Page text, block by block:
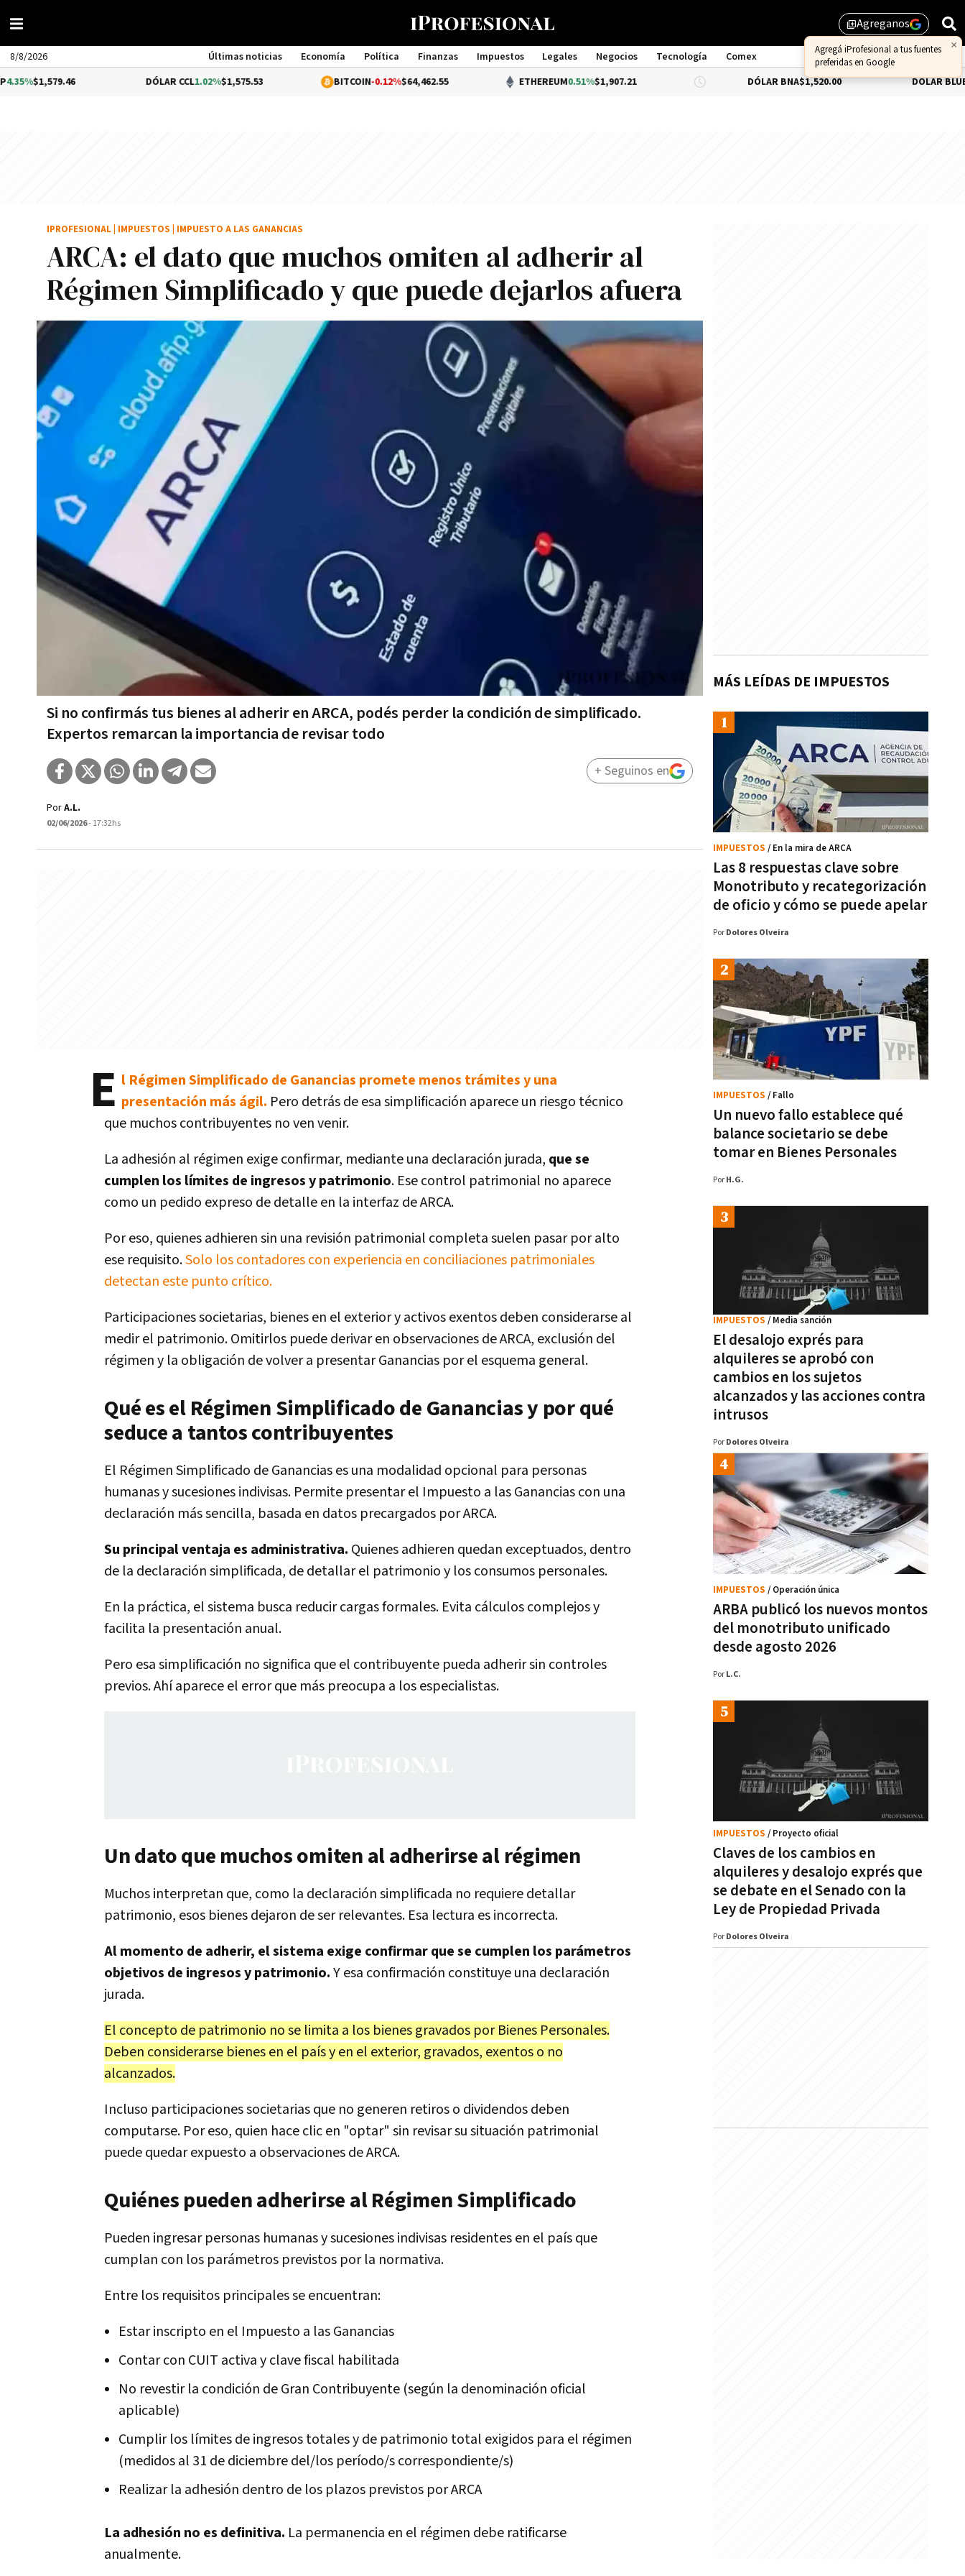
library_addAgreganos
8/8/2026 Últimas noticias Economía Política Finanzas Impuestos Legales Negocios Tecnología
Comex
Management
DÓLAR CCL1.02%$1,575.53 BITCOIN-0.12%$64,462.55 ETHEREUM0.51%$1,907.21 DÓLAR BNA$1,520.00 DÓLAR BLUE-0.66%
ARCA: el dato que muchos omiten al adherir al
Régimen Simplificado y que puede dejarlos afuera
Si no confirmás tus bienes al adherir en ARCA, podés perder la condición de simplificado.
Expertos remarcan la importancia de revisar todo
IPROFESIONAL IMPUESTOS IMPUESTO A LAS GANANCIAS
PorA.L.
02/06/2026- 17:32hs
+ Seguinos en
E l Régimen Simplificado de Ganancias promete menos trámites y una
presentación más ágil. Pero detrás de esa simplificación aparece un riesgo técnico
que muchos contribuyentes no ven venir.
La adhesión al régimen exige confirmar, mediante una declaración jurada, que se
cumplen los límites de ingresos y patrimonio. Ese control patrimonial no aparece
como un pedido expreso de detalle en la interfaz de ARCA.
Por eso, quienes adhieren sin una revisión patrimonial completa suelen pasar por alto
ese requisito.Solo los contadores con experiencia en conciliaciones patrimoniales
detectan este punto crítico.
Participaciones societarias, bienes en el exterior y activos exentos deben considerarse al
medir el patrimonio. Omitirlos puede derivar en observaciones de ARCA, exclusión del
régimen y la obligación de volver a presentar Ganancias por el esquema general.
Qué es el Régimen Simplificado de Ganancias y por qué
seduce a tantos contribuyentes
El Régimen Simplificado de Ganancias es una modalidad opcional para personas
humanas y sucesiones indivisas. Permite presentar el Impuesto a las Ganancias con una
declaración más sencilla, basada en datos precargados por ARCA.
Su principal ventaja es administrativa. Quienes adhieren quedan exceptuados, dentro
de la declaración simplificada, de detallar el patrimonio y los consumos personales.
En la práctica, el sistema busca reducir cargas formales. Evita cálculos complejos y
facilita la presentación anual.
Pero esa simplificación no significa que el contribuyente pueda adherir sin controles
previos. Ahí aparece el error que más preocupa a los especialistas.
Un dato que muchos omiten al adherirse al régimen
Muchos interpretan que, como la declaración simplificada no requiere detallar
patrimonio, esos bienes dejaron de ser relevantes. Esa lectura es incorrecta.
Al momento de adherir, el sistema exige confirmar que se cumplen los parámetros
objetivos de ingresos y patrimonio.Y esa confirmación constituye una declaración
jurada.
El concepto de patrimonio no se limita a los bienes gravados por Bienes Personales.
Deben considerarse bienes en el país y en el exterior, gravados, exentos o no
alcanzados.
Incluso participaciones societarias que no generen retiros o dividendos deben
computarse. Por eso, quien hace clic en "optar" sin revisar su situación patrimonial
puede quedar expuesto a observaciones de ARCA.
Quiénes pueden adherirse al Régimen Simplificado
Pueden ingresar personas humanas y sucesiones indivisas residentes en el país que
cumplan con los parámetros previstos por la normativa.
Entre los requisitos principales se encuentran:
Estar inscripto en el Impuesto a las Ganancias
Contar con CUIT activa y clave fiscal habilitada
No revestir la condición de Gran Contribuyente (según la denominación oficial
aplicable)
Cumplir los límites de ingresos totales y de patrimonio total exigidos para el régimen
(medidos al 31 de diciembre del/los período/s correspondiente/s)
Realizar la adhesión dentro de los plazos previstos por ARCA
La adhesión no es definitiva. La permanencia en el régimen debe ratificarse
anualmente.
MÁS LEÍDAS DE IMPUESTOS
Las 8 respuestas clave sobre
Monotributo y recategorización
de oficio y cómo se puede apelar
IMPUESTOS / En la mira de ARCA
Por Dolores Olveira
Un nuevo fallo establece qué
balance societario se debe
tomar en Bienes Personales
IMPUESTOS / Fallo
Por H.G.
El desalojo exprés para
alquileres se aprobó con
cambios en los sujetos
alcanzados y las acciones contra
intrusos
IMPUESTOS / Media sanción
Por Dolores Olveira
ARBA publicó los nuevos montos
del monotributo unificado
desde agosto 2026
IMPUESTOS / Operación única
Por L.C.
Claves de los cambios en
alquileres y desalojo exprés que
se debate en el Senado con la
Ley de Propiedad Privada
IMPUESTOS / Proyecto oficial
Por Dolores Olveira